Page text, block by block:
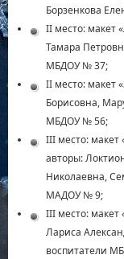
Борзенкова
II место: макет
Тамара
МБДОУ № 37;
II место: макет
Борисовна,
МБДОУ № 56;
III место: макет
авторы:
Николаевна,
МАДОУ № 9;
III место: макет
Лариса
воспитатели